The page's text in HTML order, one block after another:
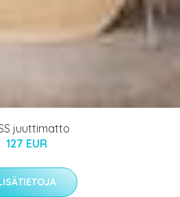
juuttimatto
127 EUR